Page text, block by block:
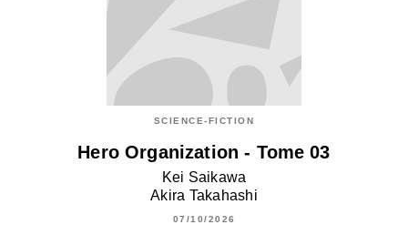
SCIENCE-FICTION
Hero Organization - Tome 03
Kei Saikawa
Akira Takahashi
07/10/2026